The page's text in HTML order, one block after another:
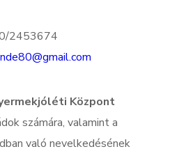
2453674
Központ
számára, valamint a
való nevelkedésének